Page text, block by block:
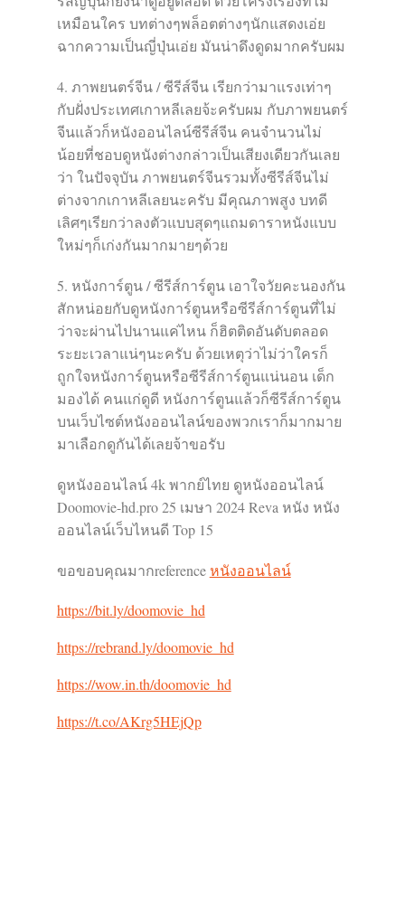
เหมือนใคร บทต่างๆพล็อตต่างๆนักแสดงเอ่ย
ฉากความเป็นญี่ปุ่นเอ่ย มันน่าดึงดูดมากครับผม
4. ภาพยนตร์จีน / ซีรีส์จีน เรียกว่ามาแรงเท่าๆ
กับฝั่งประเทศเกาหลีเลยจ้ะครับผม กับภาพยนตร์
จีนแล้วก็หนังออนไลน์ซีรีส์จีน คนจำนวนไม่
น้อยที่ชอบดูหนังต่างกล่าวเป็นเสียงเดียวกันเลย
ว่า ในปัจจุบัน ภาพยนตร์จีนรวมทั้งซีรีส์จีนไม่
ต่างจากเกาหลีเลยนะครับ มีคุณภาพสูง บทดี
เลิศๆเรียกว่าลงตัวแบบสุดๆแถมดาราหนังแบบ
ใหม่ๆก็เก่งกันมากมายๆด้วย
5. หนังการ์ตูน / ซีรีส์การ์ตูน เอาใจวัยคะนองกัน
สักหน่อยกับดูหนังการ์ตูนหรือซีรีส์การ์ตูนที่ไม่
ว่าจะผ่านไปนานแค่ไหน ก็ฮิตติดอันดับตลอด
ระยะเวลาแน่ๆนะครับ ด้วยเหตุว่าไม่ว่าใครก็
ถูกใจหนังการ์ตูนหรือซีรีส์การ์ตูนแน่นอน เด็ก
มองได้ คนแก่ดูดี หนังการ์ตูนแล้วก็ซีรีส์การ์ตูน
บนเว็บไซต์หนังออนไลน์ของพวกเราก็มากมาย
มาเลือกดูกันได้เลยจ้าขอรับ
ดูหนังออนไลน์ 4k พากย์ไทย ดูหนังออนไลน์
Doomovie-hd.pro 25 เมษา 2024 Reva หนัง หนัง
ออนไลน์เว็บไหนดี Top 15
ขอขอบคุณมากreferenceหนังออนไลน์
https://bit.ly/doomovie_hd
https://rebrand.ly/doomovie_hd
https://wow.in.th/doomovie_hd
https://t.co/AKrg5HEjQp